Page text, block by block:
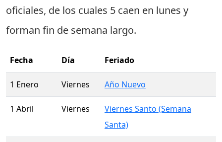
oficiales, de los cuales 5 caen en lunes y
forman fin de semana largo.
Fecha Día Feriado
1 Enero Viernes Año Nuevo
1 Abril Viernes
Viernes Santo (Semana
Santa)